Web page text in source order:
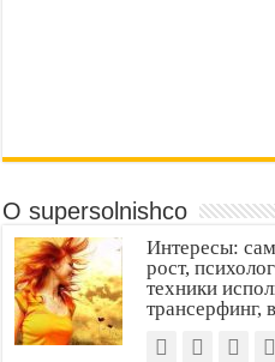
О supersolnishco
Интересы:
рост,
техники
трансерфинг,